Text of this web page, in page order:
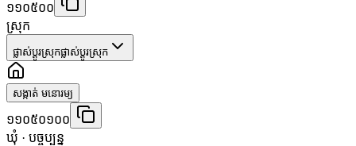
១១០៥០០
ស្រុក
ផ្លាស់ប្តូរស្រុកផ្លាស់ប្តូរស្រុក
សង្កាត់ មនោរម្យ
១១០៥០១០០
ឃុំ · បច្ចុប្បន្ន